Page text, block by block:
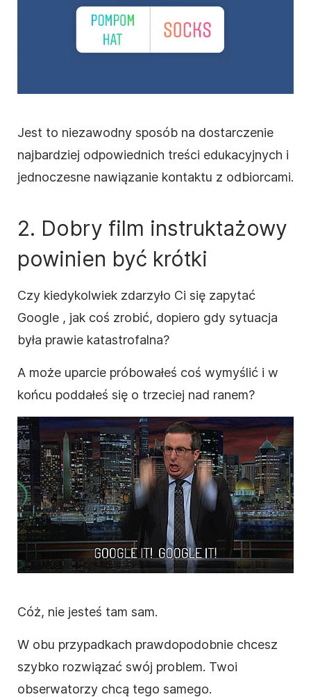
Jest to niezawodny sposób na dostarczenie
najbardziej odpowiednich treści edukacyjnych i
jednoczesne nawiązanie kontaktu z odbiorcami.
2. Dobry film instruktażowy
powinien być krótki
Czy kiedykolwiek zdarzyło Ci się zapytać
Google , jak coś zrobić, dopiero gdy sytuacja
była prawie katastrofalna?
A może uparcie próbowałeś coś wymyślić i w
końcu poddałeś się o trzeciej nad ranem?
Cóż, nie jesteś tam sam.
W obu przypadkach prawdopodobnie chcesz
szybko rozwiązać swój problem. Twoi
obserwatorzy chcą tego samego.